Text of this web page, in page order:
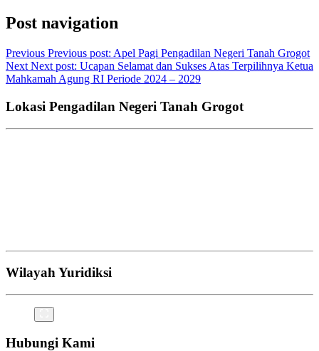
Post navigation
Previous Previous post: Apel Pagi Pengadilan Negeri Tanah Grogot
Next Next post: Ucapan Selamat dan Sukses Atas Terpilihnya Ketua
Mahkamah Agung RI Periode 2024 – 2029
Lokasi Pengadilan Negeri Tanah Grogot
Wilayah Yuridiksi
Hubungi Kami